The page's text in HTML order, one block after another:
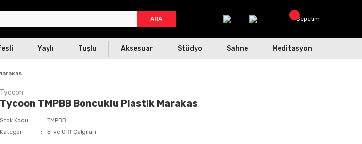
ARA Sepetim
Yaylı Tuşlu Aksesuar Stüdyo Sahne Meditasyon
Tycoon
Tycoon TMPBB Boncuklu Plastik Marakas
Stok Kodu
TMPBB
Kategori
El ve Orff Çalgıları